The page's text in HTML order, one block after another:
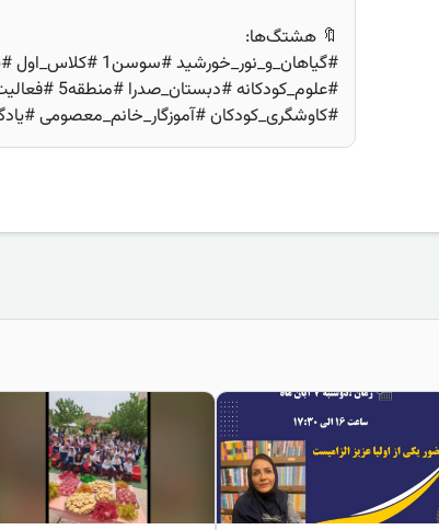
🔖 هشتگ‌ها:
#گیاهان_و_نور_خورشید
#علوم_کودکانه
#کاوشگری_کودکان #آموزگار_خانم_معصومی